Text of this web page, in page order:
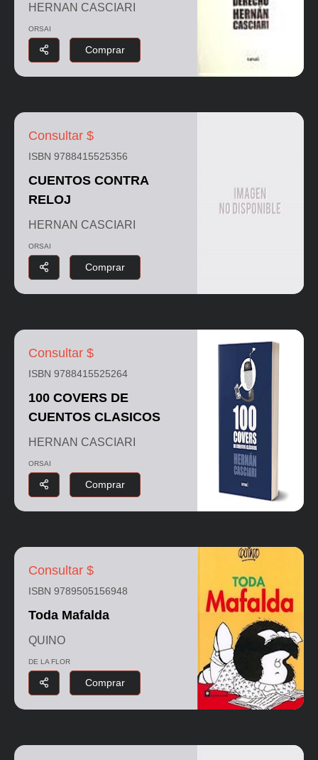
HERNAN CASCIARI
ORSAI
Comprar
Consultar $
ISBN 9788415525356
CUENTOS CONTRA
RELOJ
HERNAN CASCIARI
ORSAI
Comprar
Consultar $
ISBN 9788415525264
100 COVERS DE
CUENTOS CLASICOS
HERNAN CASCIARI
ORSAI
Comprar
Consultar $
ISBN 9789505156948
Toda Mafalda
QUINO
DE LA FLOR
Comprar